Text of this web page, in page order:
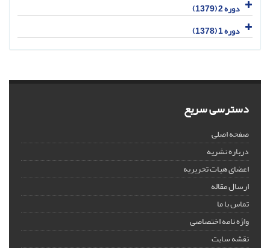
دوره 2 (1379)
دوره 1 (1378)
دسترسی سریع
صفحه اصلی
درباره نشریه
اعضای هیات تحریریه
ارسال مقاله
تماس با ما
واژه نامه اختصاصی
نقشه سایت